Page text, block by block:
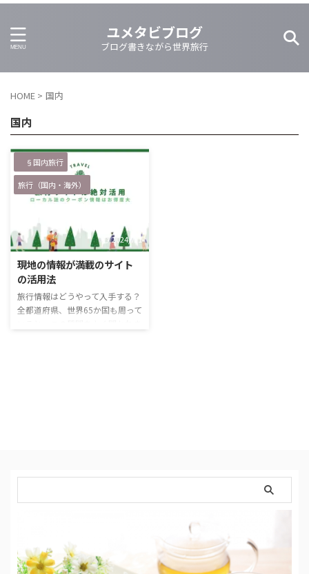
ユメタビブログ
ブログ書きながら世界旅行
HOME > 国内
国内
§国内旅行
旅行（国内・海外）
2024/7/1
現地の情報が満載のサイト
の活用法
旅行情報はどうやって入手する？
全都道府県、世界65か国も周って
意しているガイドブックやマップ
ップやガイドブック、 そしてロ